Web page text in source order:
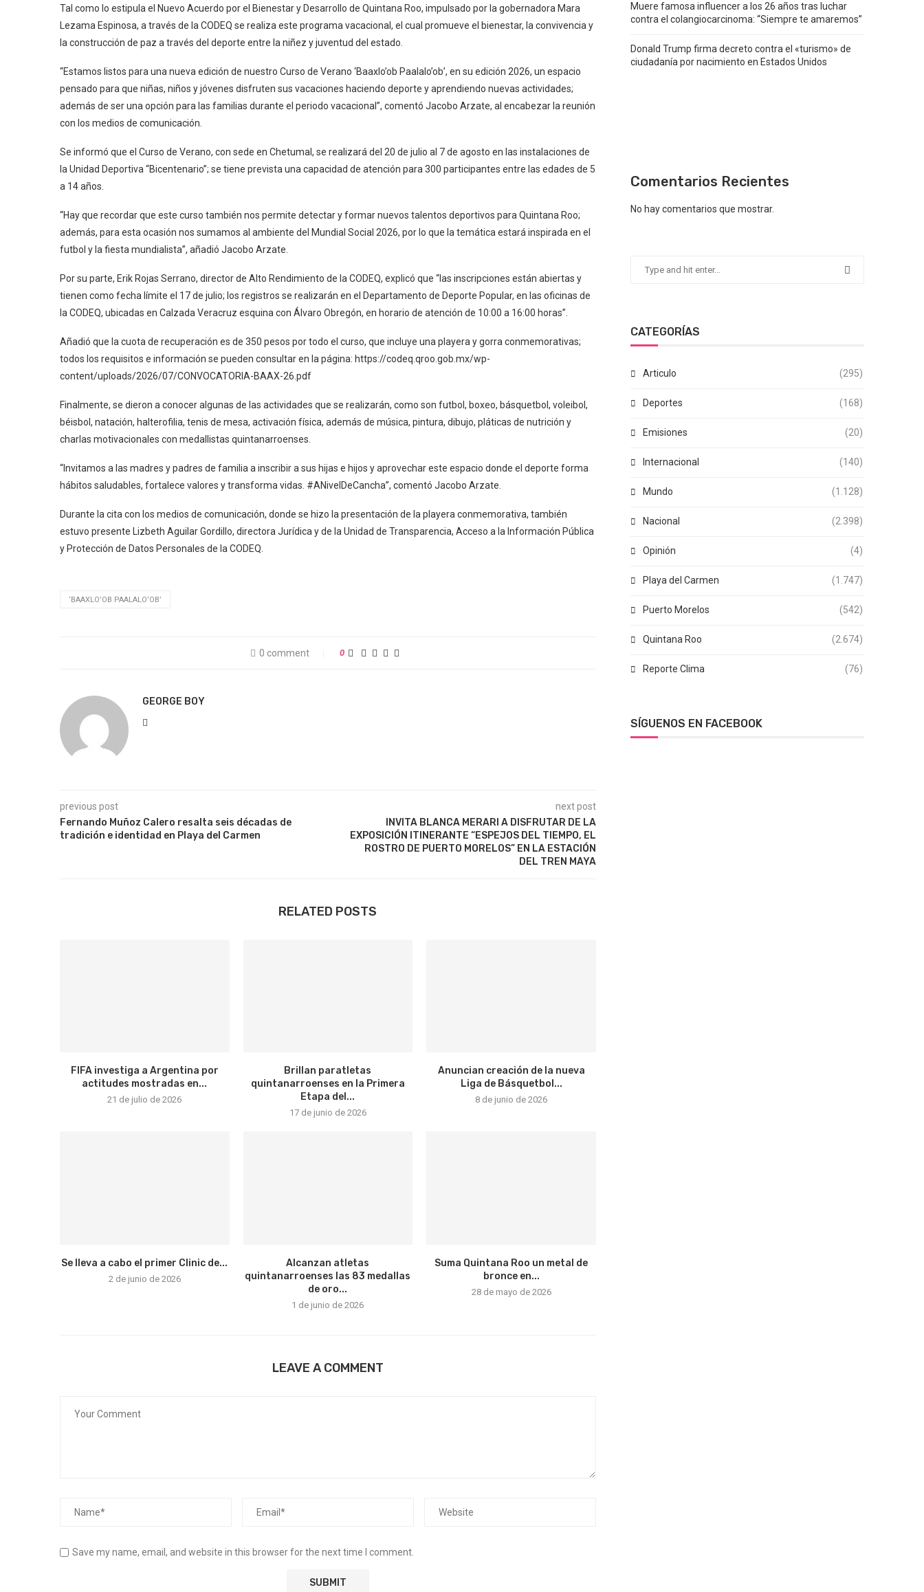
Tal como lo estipula el Nuevo Acuerdo por el Bienestar y Desarrollo de Quintana Roo, impulsado por la gobernadora Mara
Lezama Espinosa, a través de la CODEQ se realiza este programa vacacional, el cual promueve el bienestar, la convivencia y
la construcción de paz a través del deporte entre la niñez y juventud del estado.
“Estamos listos para una nueva edición de nuestro Curso de Verano ‘Baaxlo’ob Paalalo’ob’, en su edición 2026, un espacio
pensado para que niñas, niños y jóvenes disfruten sus vacaciones haciendo deporte y aprendiendo nuevas actividades;
además de ser una opción para las familias durante el periodo vacacional”, comentó Jacobo Arzate, al encabezar la reunión
con los medios de comunicación.
Se informó que el Curso de Verano, con sede en Chetumal, se realizará del 20 de julio al 7 de agosto en las instalaciones de
la Unidad Deportiva “Bicentenario”; se tiene prevista una capacidad de atención para 300 participantes entre las edades de 5
a 14 años.
“Hay que recordar que este curso también nos permite detectar y formar nuevos talentos deportivos para Quintana Roo;
además, para esta ocasión nos sumamos al ambiente del Mundial Social 2026, por lo que la temática estará inspirada en el
futbol y la fiesta mundialista”, añadió Jacobo Arzate.
Por su parte, Erik Rojas Serrano, director de Alto Rendimiento de la CODEQ, explicó que “las inscripciones están abiertas y
tienen como fecha límite el 17 de julio; los registros se realizarán en el Departamento de Deporte Popular, en las oficinas de
la CODEQ, ubicadas en Calzada Veracruz esquina con Álvaro Obregón, en horario de atención de 10:00 a 16:00 horas”.
Añadió que la cuota de recuperación es de 350 pesos por todo el curso, que incluye una playera y gorra conmemorativas;
todos los requisitos e información se pueden consultar en la página: https://codeq.qroo.gob.mx/wp-
content/uploads/2026/07/CONVOCATORIA-BAAX-26.pdf
Finalmente, se dieron a conocer algunas de las actividades que se realizarán, como son futbol, boxeo, básquetbol, voleibol,
béisbol, natación, halterofilia, tenis de mesa, activación física, además de música, pintura, dibujo, pláticas de nutrición y
charlas motivacionales con medallistas quintanarroenses.
“Invitamos a las madres y padres de familia a inscribir a sus hijas e hijos y aprovechar este espacio donde el deporte forma
hábitos saludables, fortalece valores y transforma vidas. #ANivelDeCancha”, comentó Jacobo Arzate.
Durante la cita con los medios de comunicación, donde se hizo la presentación de la playera conmemorativa, también
estuvo presente Lizbeth Aguilar Gordillo, directora Jurídica y de la Unidad de Transparencia, Acceso a la Información Pública
y Protección de Datos Personales de la CODEQ.
‘BAAXLO’OB PAALALO’OB’
0 comment 0
GEORGE BOY
previous post
Fernando Muñoz Calero resalta seis décadas de
tradición e identidad en Playa del Carmen
next post
INVITA BLANCA MERARI A DISFRUTAR DE LA
EXPOSICIÓN ITINERANTE “ESPEJOS DEL TIEMPO, EL
ROSTRO DE PUERTO MORELOS” EN LA ESTACIÓN
DEL TREN MAYA
RELATED POSTS
FIFA investiga a Argentina por
actitudes mostradas en...
21 de julio de 2026
Brillan paratletas
quintanarroenses en la Primera
Etapa del...
17 de junio de 2026
Anuncian creación de la nueva
Liga de Básquetbol...
8 de junio de 2026
Se lleva a cabo el primer Clinic de...
2 de junio de 2026
Alcanzan atletas
quintanarroenses las 83 medallas
de oro...
1 de junio de 2026
Suma Quintana Roo un metal de
bronce en...
28 de mayo de 2026
LEAVE A COMMENT
Save my name, email, and website in this browser for the next time I comment.
Muere famosa influencer a los 26 años tras luchar
contra el colangiocarcinoma: “Siempre te amaremos”
Donald Trump firma decreto contra el «turismo» de
ciudadanía por nacimiento en Estados Unidos
Comentarios Recientes
No hay comentarios que mostrar.
CATEGORÍAS
Articulo (295)
Deportes (168)
Emisiones (20)
Internacional (140)
Mundo (1.128)
Nacional (2.398)
Opinión (4)
Playa del Carmen (1.747)
Puerto Morelos (542)
Quintana Roo (2.674)
Reporte Clima (76)
SÍGUENOS EN FACEBOOK